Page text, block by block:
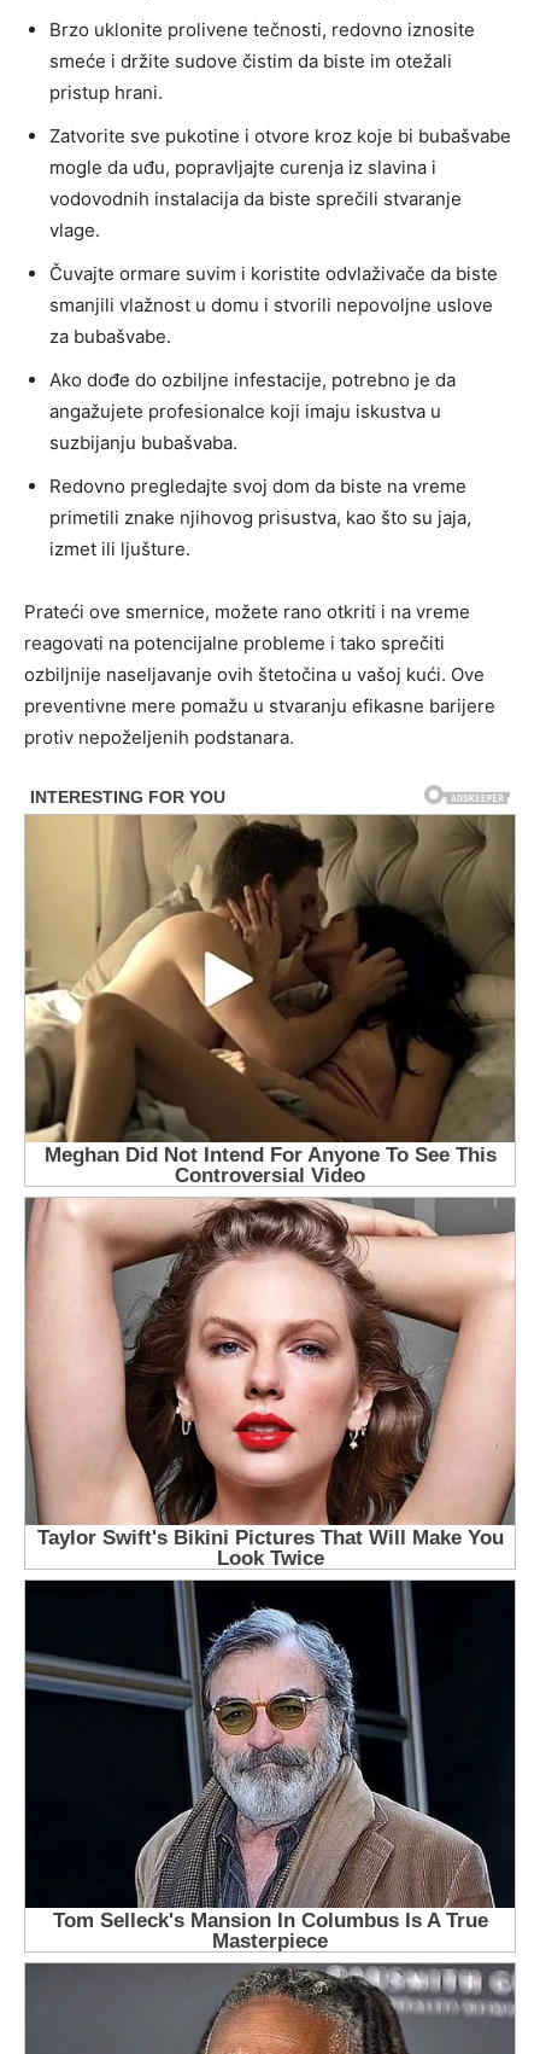
Brzo uklonite prolivene tečnosti, redovno iznosite
smeće i držite sudove čistim da biste im otežali
pristup hrani.
Zatvorite sve pukotine i otvore kroz koje bi bubašvabe
mogle da uđu, popravljajte curenja iz slavina i
vodovodnih instalacija da biste sprečili stvaranje
vlage.
Čuvajte ormare suvim i koristite odvlaživače da biste
smanjili vlažnost u domu i stvorili nepovoljne uslove
za bubašvabe.
Ako dođe do ozbiljne infestacije, potrebno je da
angažujete profesionalce koji imaju iskustva u
suzbijanju bubašvaba.
Redovno pregledajte svoj dom da biste na vreme
primetili znake njihovog prisustva, kao što su jaja,
izmet ili ljušture.
Prateći ove smernice, možete rano otkriti i na vreme
reagovati na potencijalne probleme i tako sprečiti
ozbiljnije naseljavanje ovih štetočina u vašoj kući. Ove
preventivne mere pomažu u stvaranju efikasne barijere
protiv nepoželjenih podstanara.